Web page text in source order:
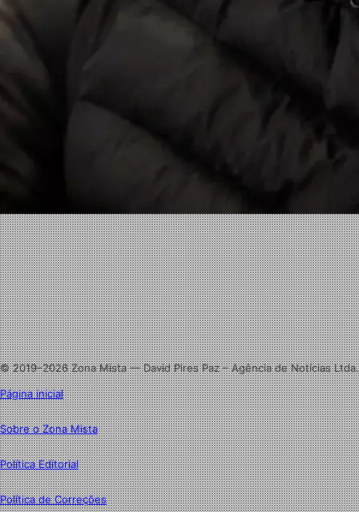
Facebook
X
Linkedin
Instagram
© 2019–2026 Zona Mista — David Pires Paz – Agência de Notícias Ltda.
Página inicial
Sobre o Zona Mista
Política Editorial
Política de Correções